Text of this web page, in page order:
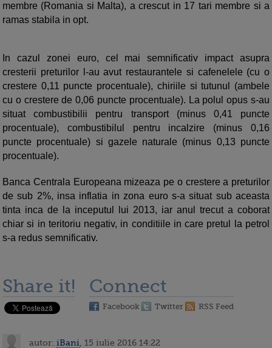
membre (Romania si Malta), a crescut in 17 tari membre si a
ramas stabila in opt.
In cazul zonei euro, cel mai semnificativ impact asupra
cresterii preturilor l-au avut restaurantele si cafenelele (cu o
crestere 0,11 puncte procentuale), chiriile si tutunul (ambele
cu o crestere de 0,06 puncte procentuale). La polul opus s-au
situat combustibilii pentru transport (minus 0,41 puncte
procentuale), combustibilul pentru incalzire (minus 0,16
puncte procentuale) si gazele naturale (minus 0,13 puncte
procentuale).
Banca Centrala Europeana mizeaza pe o crestere a preturilor
de sub 2%, insa inflatia in zona euro s-a situat sub aceasta
tinta inca de la inceputul lui 2013, iar anul trecut a coborat
chiar si in teritoriu negativ, in conditiile in care pretul la petrol
s-a redus semnificativ.
Share it! Connect
Facebook Twitter RSS Feed
autor: iBani , 15 iulie 2016 14:22